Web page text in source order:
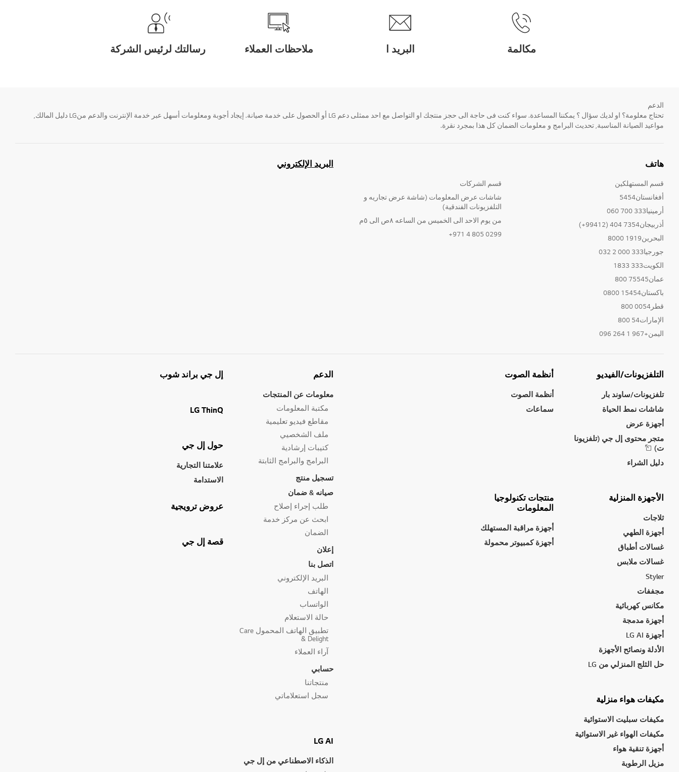
مكالمة البريد ا ملاحظات العملاء رسالتك لرئيس الشركة
الدعم
تحتاج معلومة؟ او لديك سؤال ؟ يمكننا المساعدة. سواء كنت فى حاجة الى حجز منتجك او التواصل مع احد ممثلى دعم LG أو الحصول على خدمة صيانة. إيجاد أجوبة ومعلومات أسهل عبر خدمة الإنترنت والدعم منLG دليل المالك,
مواعيد الصيانة المناسبة, تحديث البرامج و معلومات الضمان كل هذا بمجرد نقرة.
هاتف
قسم المستهلكين
أفغانستان5454
أرمينيا333 700 060
أذربيجان7354 404 (99412+)
البحرين1919 8000
جورجيا333 000 2 032
الكويت333 1833
عمان75545 800
باكستان15454 0800
قطر0054 800
الإمارات54 800
اليمن+967 1 264 096
قسم الشركات
شاشات عرض المعلومات (شاشة عرض تجاريه و
التلفزيونات الفندقية)
من يوم الاحد الى الخميس من الساعه ٨ص الى ٥م
0299 805 4 971+
البريد الإلكتروني
التلفزيونات/الفيديو
تلفزيونات/ساوند بار
شاشات نمط الحياة
أجهزة عرض
متجر محتوى إل جي (تلفزيونا
ت)
دليل الشراء
أنظمة الصوت
أنظمة الصوت
سماعات
الأجهزة المنزلية
ثلاجات
أجهزة الطهي
غسالات أطباق
غسالات ملابس
Styler
مجففات
مكانس كهربائية
أجهزة مدمجة
أجهزة LG AI
الأدلة ونصائح الأجهزة
حل الثلج المنزلي من LG
منتجات تكنولوجيا
المعلومات
أجهزة مراقبة المستهلك
أجهزة كمبيوتر محمولة
مكيفات هواء منزلية
مكيفات سبليت الاستوائية
مكيفات الهواء غير الاستوائية
أجهزة تنقية هواء
مزيل الرطوبة
الدعم
معلومات عن المنتجات
مكتبة المعلومات
مقاطع فيديو تعليمية
ملف الشخصيي
كتيبات إرشادية
البرامج والبرامج الثابتة
تسجيل منتج
صيانه & ضمان
طلب إجراء إصلاح
ابحث عن مركز خدمة
الضمان
إعلان
اتصل بنا
البريد الإلكتروني
الهاتف
الواتساب
حالة الاستعلام
تطبيق الهاتف المحمول Care
& Delight
آراء العملاء
حسابي
منتجاتنا
سجل استعلاماتي
LG AI
الذكاء الاصطناعي من إل جي
إل جي براند شوب
LG ThinQ
حول إل جي
علامتنا التجارية
الاستدامة
عروض ترويجية
قصة إل جي